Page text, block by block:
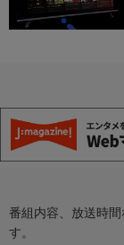
番組内容、放送時
す。